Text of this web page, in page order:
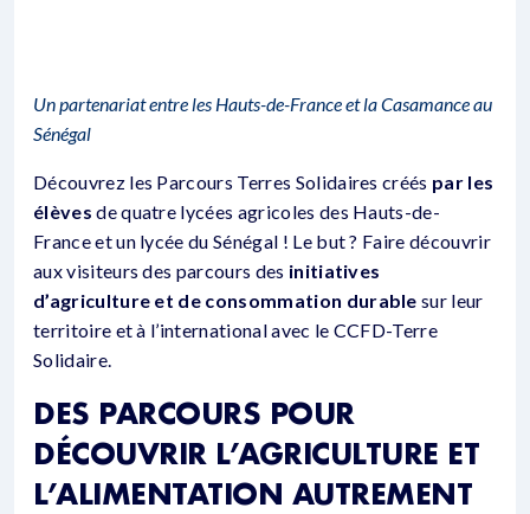
Un partenariat entre les Hauts-de-France et la Casamance au
Sénégal
Découvrez les Parcours Terres Solidaires créés par les
élèvesde quatre lycées agricoles des Hauts-de-
France et un lycée du Sénégal ! Le but ? Faire découvrir
aux visiteurs des parcours des initiatives
d’agriculture et de consommation durable sur leur
territoire et à l’international avec le CCFD-Terre
Solidaire.
DES PARCOURS POUR
DÉCOUVRIR L’AGRICULTURE ET
L’ALIMENTATION AUTREMENT